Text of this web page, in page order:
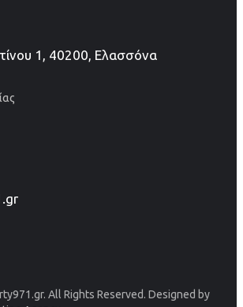
1, 40200, Ελασσόνα
All Rights Reserved. Designed by